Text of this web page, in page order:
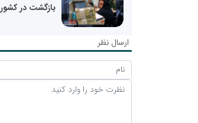
بازگشت در کشور
ارسال نظر